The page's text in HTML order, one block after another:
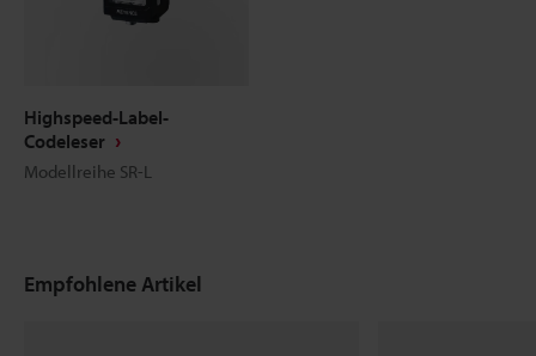
Highspeed-Label-
Codeleser
Modellreihe SR-L
Empfohlene Artikel